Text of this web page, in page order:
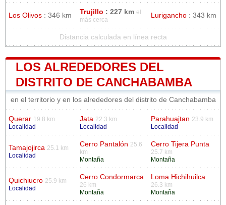
Los Olivos : 346 km Trujillo : 227 km el
más cerca
Lurigancho : 343 km
Distancia calculada en línea recta
LOS ALREDEDORES DEL
DISTRITO DE CANCHABAMBA
en el territorio y en los alrededores del distrito de Canchabamba
Querar 19.8 km
Localidad
Jata 22.3 km
Localidad
Parahuajtan 23.9 km
Localidad
Tamajojirca 25.1 km
Localidad
Cerro Pantalón 25.6
km
Montaña
Cerro Tijera Punta
25.7 km
Montaña
Quichiucro 25.9 km
Localidad
Cerro Condormarca
26 km
Montaña
Loma Hichihuilca
26.3 km
Montaña